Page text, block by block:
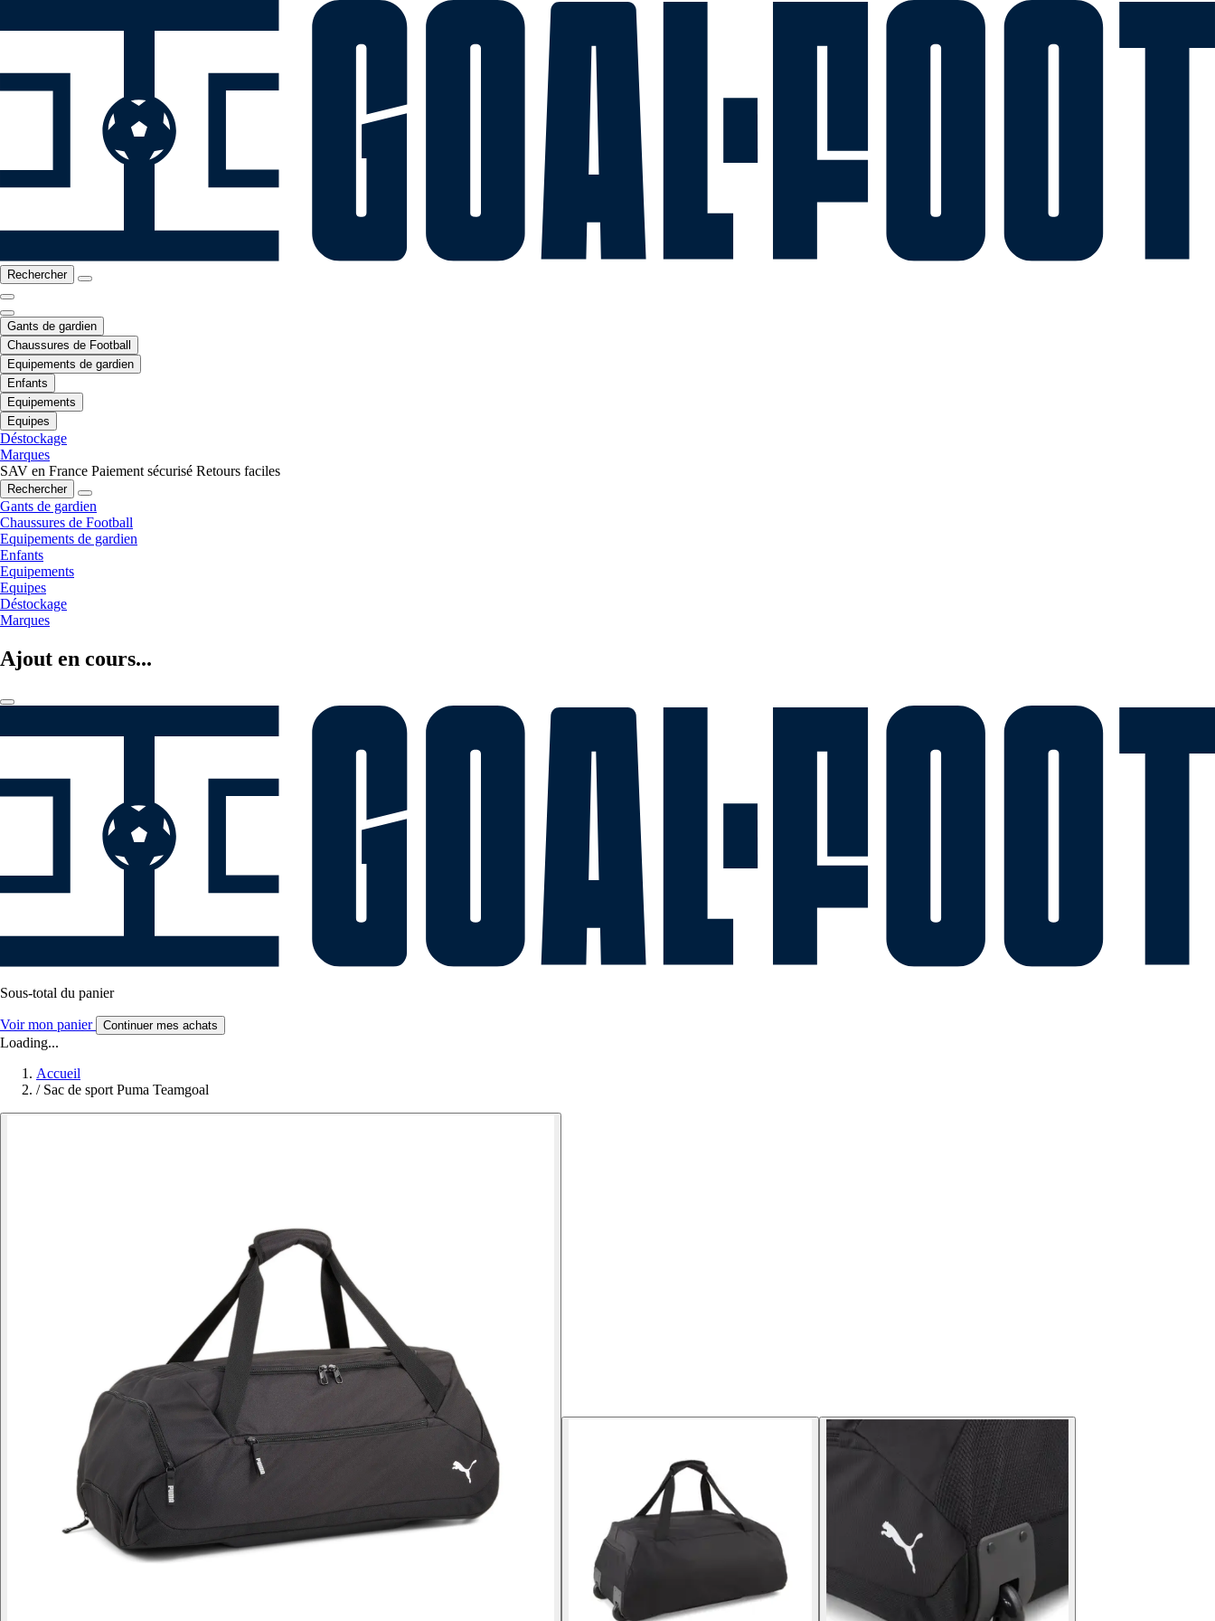
Rechercher
Gants de gardien
Chaussures de Football
Equipements de gardien
Enfants
Equipements
Equipes
Déstockage
Marques
SAV en France Paiement sécurisé Retours faciles
Rechercher
Gants de gardien
Chaussures de Football
Equipements de gardien
Enfants
Equipements
Equipes
Déstockage
Marques
Ajout en cours...
Sous-total du panier
Voir mon panier Continuer mes achats
Loading...
Accueil
/ Sac de sport Puma Teamgoal